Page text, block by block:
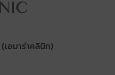
อมาร่าคลินิก)